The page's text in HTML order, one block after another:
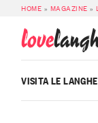
HOME » MAGAZINE »
love
VISITA LE LANGHE